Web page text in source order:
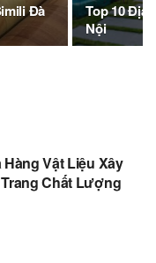
Đà
Top 10 Địa
Nội
Hàng Vật Liệu Xây
Chất Lượng